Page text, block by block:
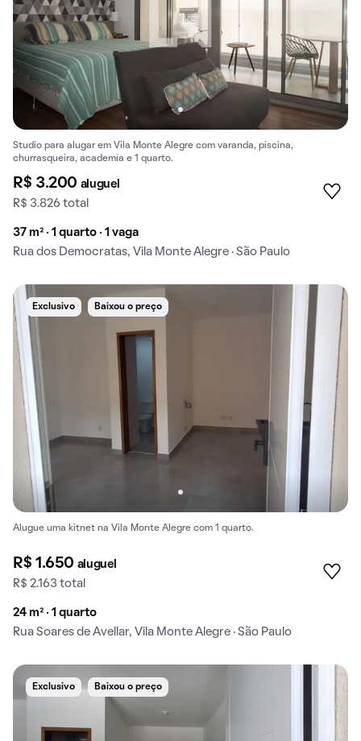
Studio para alugar em Vila Monte Alegre com varanda, piscina,
churrasqueira, academia e 1 quarto.
R$ 3.200 aluguel
R$ 3.826 total
37 m² · 1 quarto · 1 vaga
Rua dos Democratas, Vila Monte Alegre · São Paulo
Exclusivo Baixou o preço
Alugue uma kitnet na Vila Monte Alegre com 1 quarto.
R$ 1.650 aluguel
R$ 2.163 total
24 m² · 1 quarto
Rua Soares de Avellar, Vila Monte Alegre · São Paulo
Exclusivo Baixou o preço